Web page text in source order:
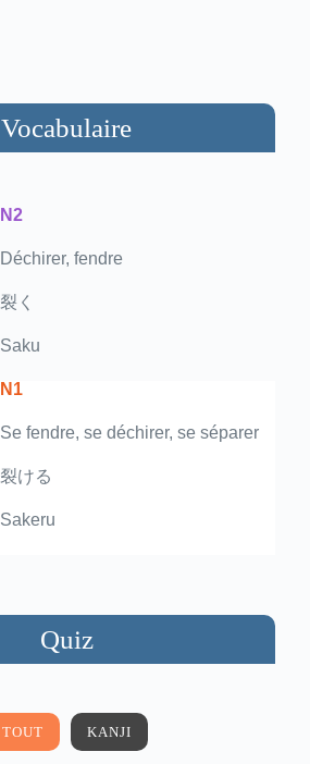
Vocabulaire
N2
Déchirer, fendre
裂く
Saku
N1
Se fendre, se déchirer, se séparer
裂ける
Sakeru
Quiz
TOUT KANJI